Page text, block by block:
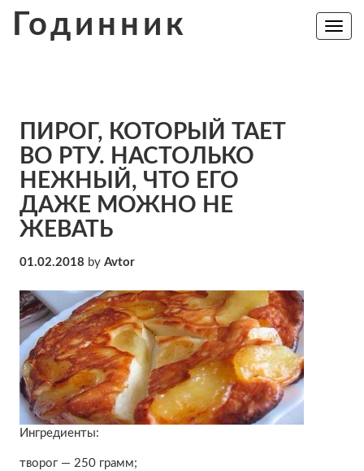
Годинник
Toggle
ПИРОГ, КОТОРЫЙ ТАЕТ
ВО РТУ. НАСТОЛЬКО
НЕЖНЫЙ, ЧТО ЕГО
ДАЖЕ МОЖНО НЕ
ЖЕВАТЬ
01.02.2018 by Avtor
Ингредиенты:
творог — 250 грамм;